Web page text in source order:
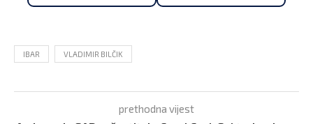
IBAR VLADIMIR BILČIK
prethodna vijest